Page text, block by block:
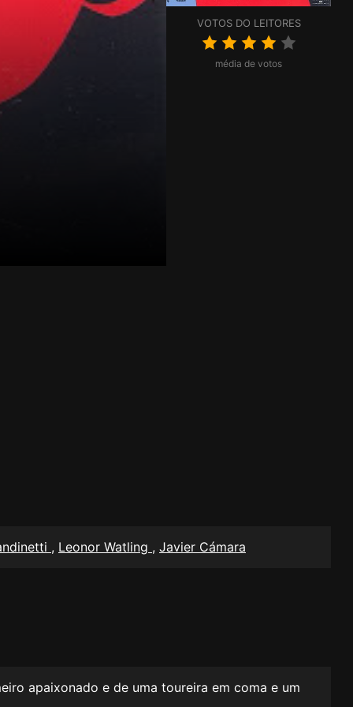
VOTOS DO LEITORES
média de votos
, Leonor Watling , Javier Cámara
apaixonado e de uma toureira em coma e um